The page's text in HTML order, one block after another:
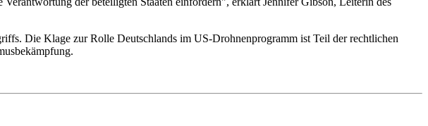
Die Klage zur Rolle Deutschlands im US-Drohnenprogramm ist Teil der rechtlichen